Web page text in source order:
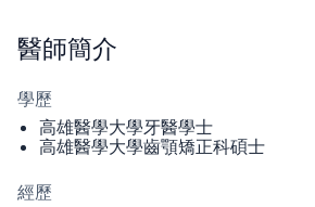
醫師簡介
學歷
高雄醫學大學牙醫學士
高雄醫學大學齒顎矯正科碩士
經歷